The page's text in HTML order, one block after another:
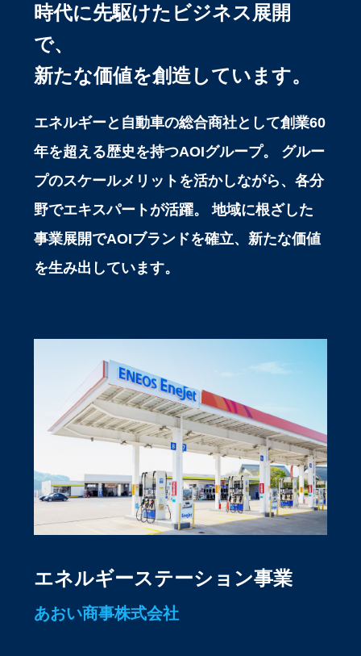
時代に先駆けたビジネス展開
で、
新たな価値を創造しています。
エネルギーと自動車の総合商社として創業60
年を超える歴史を持つAOIグループ。
グルー
プのスケールメリットを活かしながら、各分
野でエキスパートが活躍。
地域に根ざした
事業展開でAOIブランドを確立、新たな価値
を生み出しています。
エネルギーステーション事業
あおい商事株式会社